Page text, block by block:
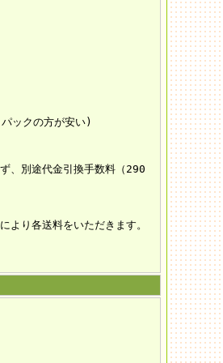
クの方が安い)
、別途代金引換手数料（290
より各送料をいただきます。